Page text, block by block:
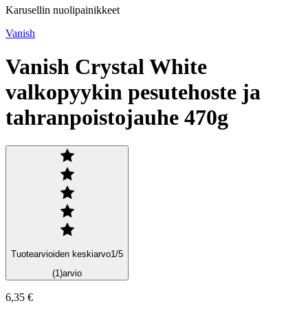
Karusellin nuolipainikkeet
Vanish
Vanish Crystal White
valkopyykin pesutehoste ja
tahranpoistojauhe 470g
Tuotearvioiden keskiarvo1 /5
(1)arvio
6,35 €